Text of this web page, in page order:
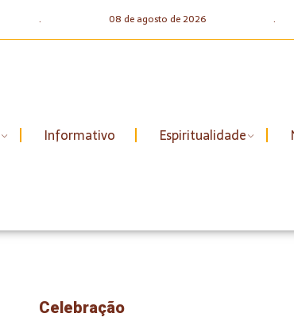
. 08 de agosto de 2026 .
Informativo Espiritualidade
Celebração